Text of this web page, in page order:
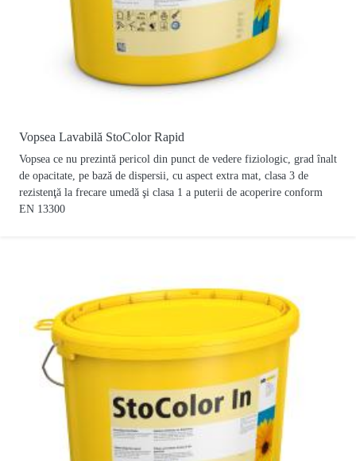
Vopsea Lavabilă StoColor Rapid
Vopsea ce nu prezintă pericol din punct de vedere fiziologic, grad înalt
de opacitate, pe bază de dispersii, cu aspect extra mat, clasa 3 de
rezistenţă la frecare umedă şi clasa 1 a puterii de acoperire conform
EN 13300